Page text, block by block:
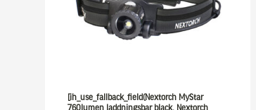
[ih_use_fallback_field(Nextorch MyStar
760lumen laddningsbar black, Nextorch